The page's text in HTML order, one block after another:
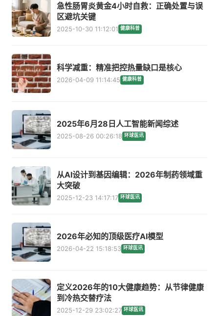
急性肠胃炎黄金4小时自救：正确处置与误
区避坑关键
2025-10-30 11:12:01 健康科普
科学减重：精准把控热量缺口是核心
2026-04-09 11:14:45 健康科普
2025年6月28日人工智能新闻综述
2025-08-26 00:26:18 环球医讯
从AI设计到基因编辑：2026年制药领域重
大突破
2025-12-23 14:17:17 环球医讯
2026年必知的顶级医疗AI模型
2026-04-22 15:18:53 环球医讯
定义2026年的10大健康趋势：从节律健康
到冷热交替疗法
2025-12-29 23:02:27 环球医讯